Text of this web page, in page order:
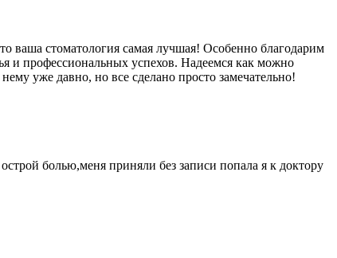
ваша стоматология самая лучшая! Особенно благодарим
и профессиональных успехов. Надеемся как можно
уже давно, но все сделано просто замечательно!
болью,меня приняли без записи попала я к доктору